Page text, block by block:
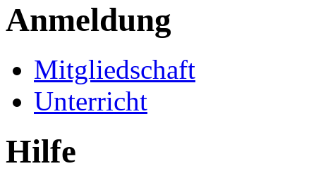
Anmeldung
Mitgliedschaft
Unterricht
Hilfe